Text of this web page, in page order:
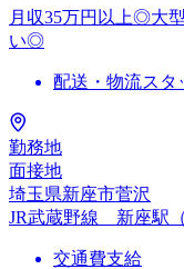
月収35万円以上◎大
い◎
配送・物流スタ
勤務地
面接地
埼玉県新座市菅沢
JR武蔵野線 新座駅（
交通費支給